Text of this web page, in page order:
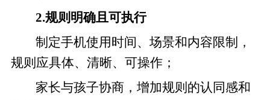
2.规则明确且可执行
制定手机使用时间、场景和内容限制，
规则应具体、清晰、可操作；
家长与孩子协商，增加规则的认同感和